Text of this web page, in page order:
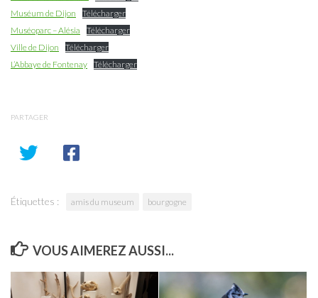
Muséum de Dijon
Télécharger
Muséoparc – Alésia
Télécharger
Ville de Dijon
Télécharger
L’Abbaye de Fontenay Télécharger
PARTAGER
Étiquettes : amis du museum bourgogne
VOUS AIMEREZ AUSSI...